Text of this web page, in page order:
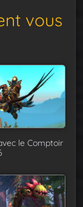
vous
le Comptoir